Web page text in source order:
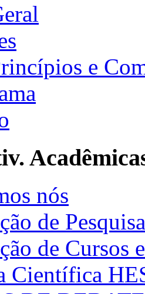
e
nós
de Pesquisa
de Cursos
Científica